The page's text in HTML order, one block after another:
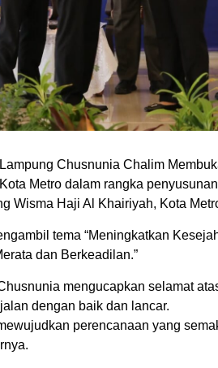
Chusnunia Chalim
Metro dalam rangka
Wisma Haji Al Khairiyah, Kota
tema “Meningkatkan
dan Berkeadilan.”
mengucapkan selamat
dengan baik dan lancar.
perencanaan yang